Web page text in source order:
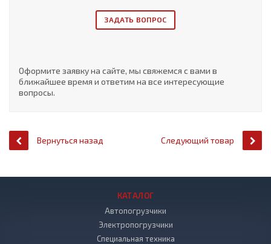
ЗАДАТЬ ВОПРОС
Оформите заявку на сайте, мы свяжемся с вами в
ближайшее время и ответим на все интересующие
вопросы.
Вернуться назад Следующий товар
КАТАЛОГ
Автопогрузчики
Электропогрузчики
Специальная техника